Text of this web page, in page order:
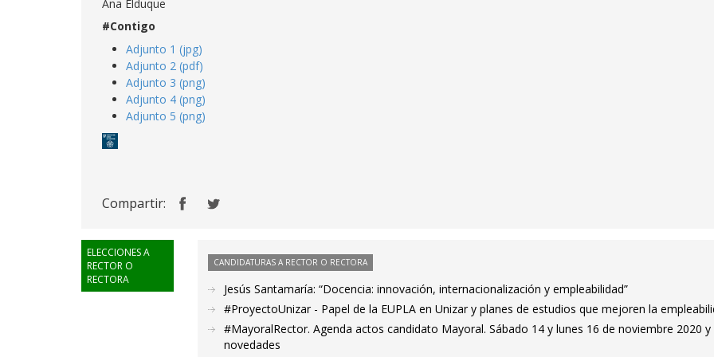
Ana Elduque
#Contigo
Adjunto 1 (jpg)
Adjunto 2 (pdf)
Adjunto 3 (png)
Adjunto 4 (png)
Adjunto 5 (png)
Compartir:
ELECCIONES A
RECTOR O
RECTORA
CANDIDATURAS A RECTOR O RECTORA
Jesús Santamaría: “Docencia: innovación, internacionalización y empleabilidad”
#ProyectoUnizar - Papel de la EUPLA en Unizar y planes de estudios que mejoren la
#MayoralRector. Agenda actos candidato Mayoral. Sábado 14 y lunes 16 de noviembre 2020 y
novedades